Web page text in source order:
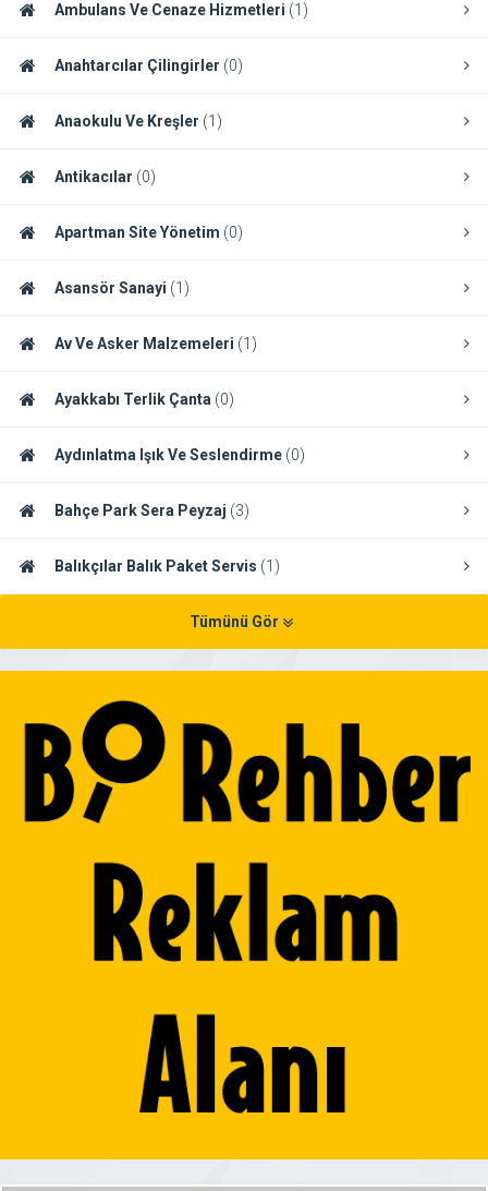
Ambulans Ve Cenaze Hizmetleri (1)
Anahtarcılar Çilingirler (0)
Anaokulu Ve Kreşler (1)
Antikacılar (0)
Apartman Site Yönetim (0)
Asansör Sanayi (1)
Av Ve Asker Malzemeleri (1)
Ayakkabı Terlik Çanta (0)
Aydınlatma Işık Ve Seslendirme (0)
Bahçe Park Sera Peyzaj (3)
Balıkçılar Balık Paket Servis (1)
Tümünü Gör